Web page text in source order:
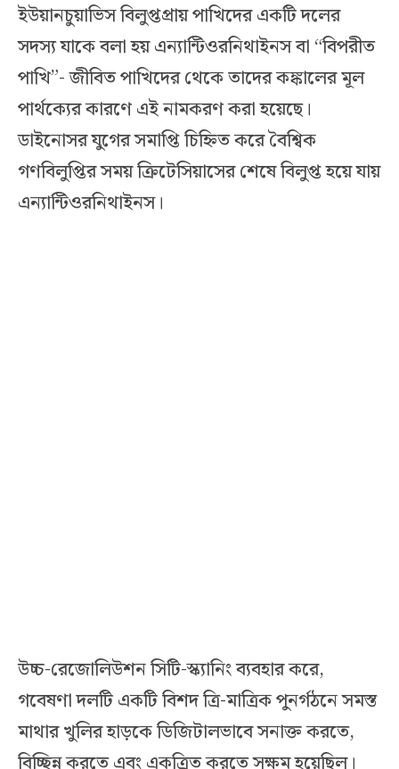
ইউয়ানচুয়াভিস বিলুপ্তপ্রায় পাখিদের একটি দলের
সদস্য যাকে বলা হয় এন্যান্টিওরনিথাইনস বা “বিপরীত
পাখি”- জীবিত পাখিদের থেকে তাদের কঙ্কালের মূল
পার্থক্যের কারণে এই নামকরণ করা হয়েছে।
ডাইনোসর যুগের সমাপ্তি চিহ্নিত করে বৈশ্বিক
গণবিলুপ্তির সময় ক্রিটেসিয়াসের শেষে বিলুপ্ত হয়ে যায়
এন্যান্টিওরনিথাইনস।
উচ্চ-রেজোলিউশন সিটি-স্ক্যানিং ব্যবহার করে,
গবেষণা দলটি একটি বিশদ ত্রি-মাত্রিক পুনর্গঠনে সমস্ত
মাথার খুলির হাড়কে ডিজিটালভাবে সনাক্ত করতে,